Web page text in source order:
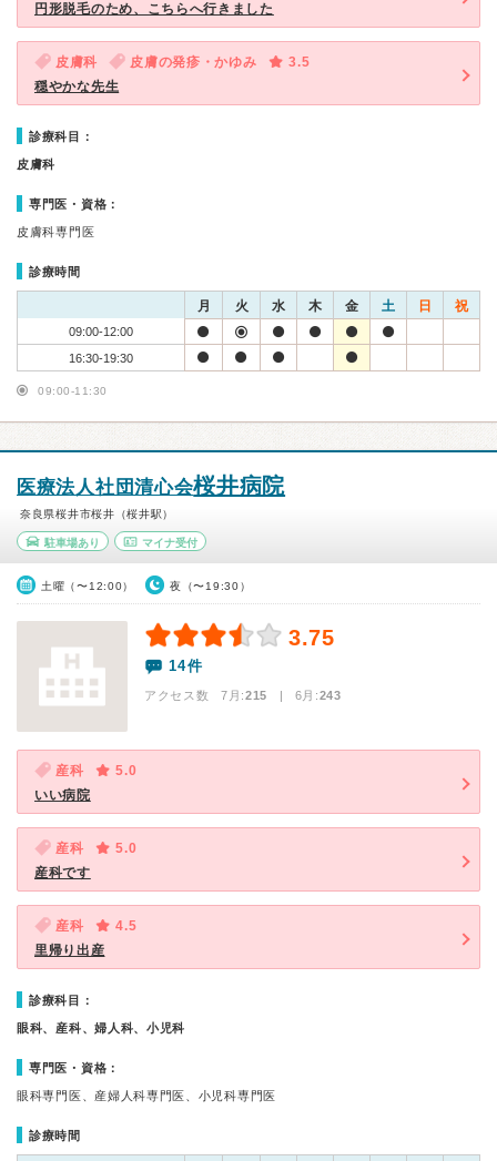
円形脱毛のため、こちらへ行きました
皮膚科 皮膚の発疹・かゆみ
3.5
穏やかな先生
診療科目：
皮膚科
専門医・資格：
皮膚科専門医
診療時間
月 火 水 木 金 土 日 祝
09:00-12:00
16:30-19:30
09:00-11:30
医療法人社団清心会桜井病院
奈良県桜井市桜井（桜井駅）
駐車場あり マイナ受付
土曜（〜12:00） 夜（〜19:30）
3.75
14件
アクセス数 7月:215 | 6月:243
産科
5.0
いい病院
産科
5.0
産科です
産科
4.5
里帰り出産
診療科目：
眼科、産科、婦人科、小児科
専門医・資格：
眼科専門医、産婦人科専門医、小児科専門医
診療時間